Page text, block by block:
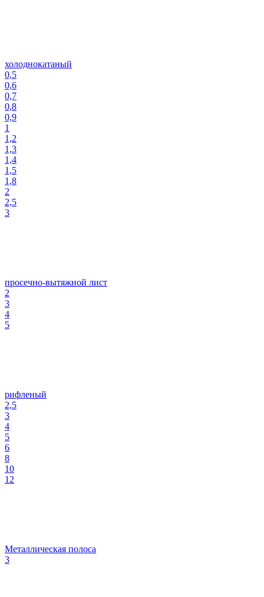
холоднокатаный
0,5
0,6
0,7
0,8
0,9
1
1,2
1,3
1,4
1,5
1,8
2
2,5
3
просечно-вытяжной лист
2
3
4
5
рифленый
2,5
3
4
5
6
8
10
12
Металлическая полоса
3